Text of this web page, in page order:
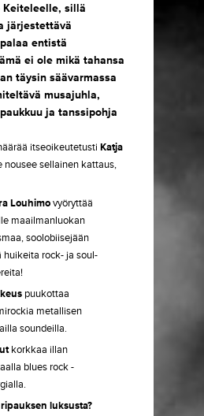
sillä
järjestettävä
entistä
ei ole mikä tahansa
täysin säävarmassa
musajuhla,
ja tanssipohja
itseoikeutetusti Katja
nousee sellainen kattaus,
Louhimovyöryttää
maailmanluokan
soolobiisejään
huikeita rock- ja soul-
puukottaa
metallisen
soundeilla.
korkkaa illan
blues rock -
luksusta?